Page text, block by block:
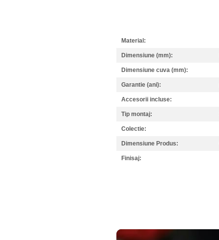
Material:
Dimensiune (mm):
Dimensiune cuva (mm):
Garantie (ani):
Accesorii incluse:
Tip montaj:
Colectie:
Dimensiune Produs:
Finisaj: